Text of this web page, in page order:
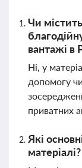
Чи
вантажі в
Ні, у
допомогу
приватних
Які
матеріалі?